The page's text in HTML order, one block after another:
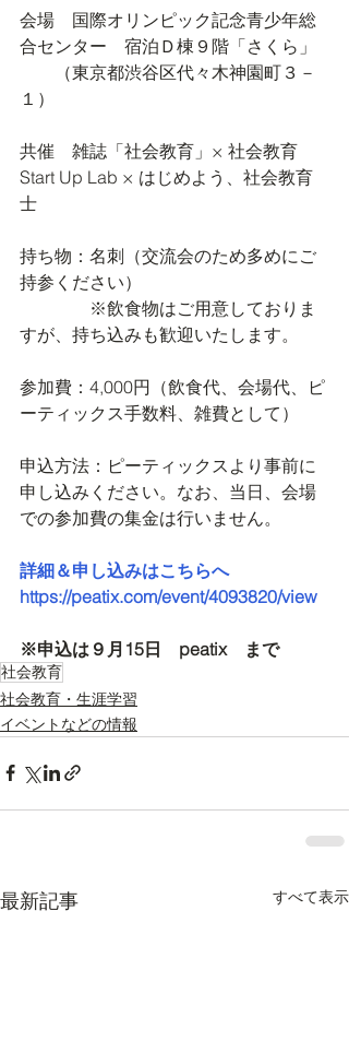
会場　国際オリンピック記念青少年総
合センター　宿泊Ｄ棟９階「さくら」
（東京都渋谷区代々木神園町３－
１）
共催　雑誌「社会教育」× 社会教育
Start Up Lab × はじめよう、社会教育
士
持ち物：名刺（交流会のため多めにご
持参ください）
※飲食物はご用意しておりま
すが、持ち込みも歓迎いたします。
参加費：4,000円（飲食代、会場代、ピ
ーティックス手数料、雑費として）
申込方法：ピーティックスより事前に
申し込みください。なお、当日、会場
での参加費の集金は行いません。
詳細＆申し込みはこちらへ
https://peatix.com/event/4093820/view
※申込は９月15日　peatix　まで
社会教育
社会教育・生涯学習
イベントなどの情報
最新記事 すべて表示